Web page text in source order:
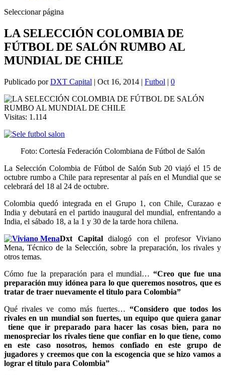
Seleccionar página
LA SELECCIÓN COLOMBIA DE
FÚTBOL DE SALÓN RUMBO AL
MUNDIAL DE CHILE
Publicado porDXT Capital | Oct 16, 2014 | Futbol | 0
Visitas: 1.114
Foto: Cortesía Federación Colombiana de Fútbol de Salón
La Selección Colombia de Fútbol de Salón Sub 20 viajó el 15 de
octubre rumbo a Chile para representar al país en el Mundial que se
celebrará del 18 al 24 de octubre.
Colombia quedó integrada en el Grupo 1, con Chile, Curazao e
India y debutará en el partido inaugural del mundial, enfrentando a
India, el sábado 18, a la 1 y 30 de la tarde hora chilena.
Dxt Capital dialogó con el profesor Viviano
Mena, Técnico de la Selección, sobre la preparación, los rivales y
otros temas.
Cómo fue la preparación para el mundial…“Creo que fue una
preparación muy idónea para lo que queremos nosotros, que es
tratar de traer nuevamente el titulo para Colombia”
Qué rivales ve como más fuertes…“Considero que todos los
rivales en un mundial son fuertes, un equipo que quiera ganar
tiene que ir preparado para hacer las cosas bien, para no
menospreciar los rivales tiene que confiar en lo que tiene, como
en este caso nosotros, hemos confiado en este grupo de
jugadores y creemos que con la escogencia que se hizo vamos a
lograr el título para Colombia”